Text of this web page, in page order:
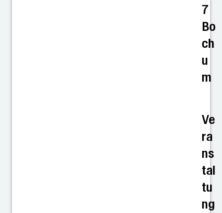
7
Bo
ch
u
m
Ve
ra
ns
tal
tu
ng